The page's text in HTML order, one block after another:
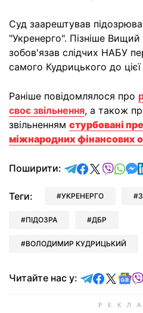
Суд заарештував
"Укренерго". Пізніше
зобов'язав слідчих НАБУ
самого Кудрицького до
Раніше повідомлялося про
своє звільнення, а також
звільненням стурбовані
міжнародних фінансових
Поширити: відправити у
поділитись
Теги: УКРЕНЕРГО
ПІДОЗРА ДБР
ВОЛОДИМИР КУДРИЦЬКИЙ
Читайте нас у: Читайте у